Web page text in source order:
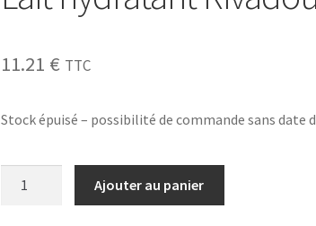
11.21 € TTC
Stock épuisé – possibilité de commande sans date
Ajouter au panier